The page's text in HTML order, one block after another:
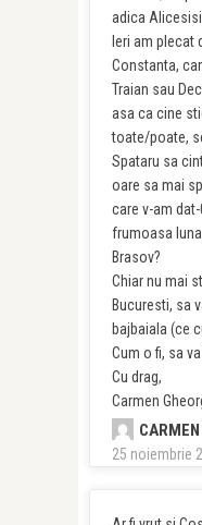
adica
Ieri am plecat
Constanta,
Traian sau
asa ca cine
toate/poate,
Spataru sa
oare sa mai
care v-am
frumoasa
Brasov?
Chiar nu mai
Bucuresti, sa
bajbaiala (ce
Cum o fi, sa
Cu drag,
Carmen
25 noiembrie